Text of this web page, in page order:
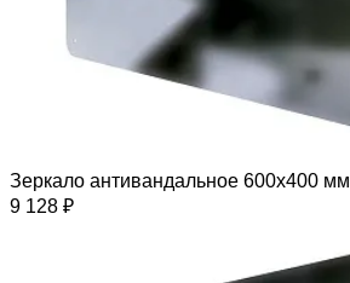
Зеркало антивандальное 600х400 мм
9 128 ₽